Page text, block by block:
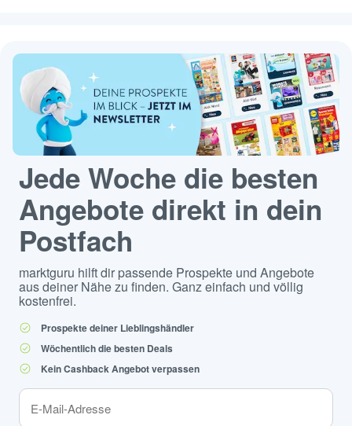
Jede Woche die besten
Angebote direkt in dein
Postfach
marktguru hilft dir passende Prospekte und Angebote
aus deiner Nähe zu finden. Ganz einfach und völlig
kostenfrei.
Prospekte deiner Lieblingshändler
Wöchentlich die besten Deals
Kein Cashback Angebot verpassen